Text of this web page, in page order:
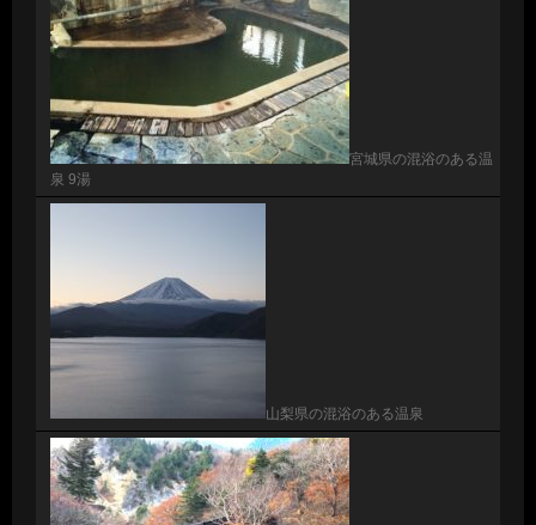
宮城県の混浴のある温
泉 9湯
山梨県の混浴のある温泉